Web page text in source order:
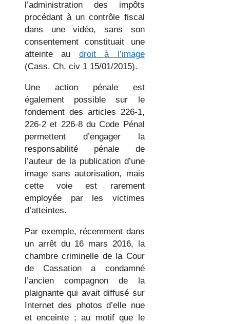
l’administration des impôts
procédant à un contrôle fiscal
dans une vidéo, sans son
consentement constituait une
atteinte au droit à l’image
(Cass. Ch. civ 1 15/01/2015).
Une action pénale est
également possible sur le
fondement des articles 226-1,
226-2 et 226-8 du Code Pénal
permettent d’engager la
responsabilité pénale de
l’auteur de la publication d’une
image sans autorisation, mais
cette voie est rarement
employée par les victimes
d’atteintes.
Par exemple, récemment dans
un arrêt du 16 mars 2016, la
chambre criminelle de la Cour
de Cassation a condamné
l’ancien compagnon de la
plaignante qui avait diffusé sur
Internet des photos d’elle nue
et enceinte ; au motif que le